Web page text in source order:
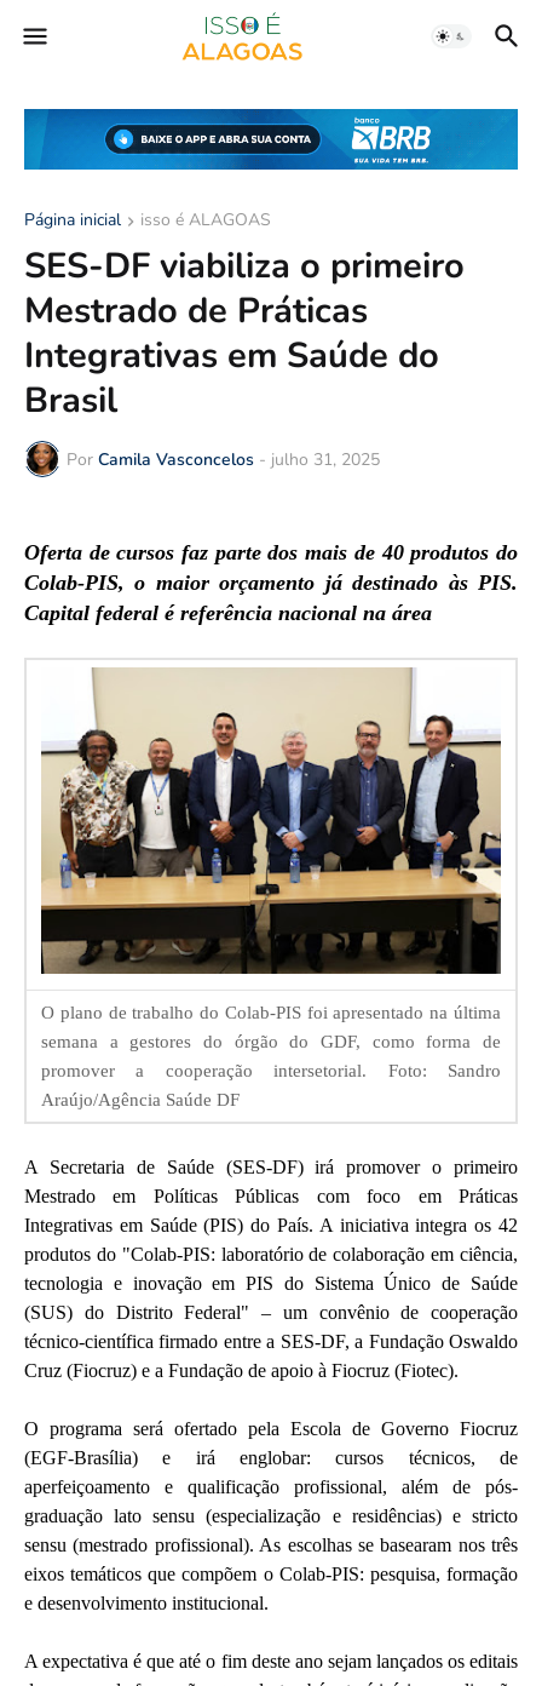
Página inicial isso é ALAGOAS
SES-DF viabiliza o primeiro
Mestrado de Práticas
Integrativas em Saúde do
Brasil
Por Camila Vasconcelos - julho 31, 2025
Oferta de cursos faz parte dos mais de 40 produtos do
Colab-PIS, o maior orçamento já destinado às PIS.
Capital federal é referência nacional na área
O plano de trabalho do Colab-PIS foi apresentado na última
semana a gestores do órgão do GDF, como forma de
promover a cooperação intersetorial. Foto: Sandro
Araújo/Agência Saúde DF
A Secretaria de Saúde (SES-DF) irá promover o primeiro
Mestrado em Políticas Públicas com foco em Práticas
Integrativas em Saúde (PIS) do País. A iniciativa integra os 42
produtos do "Colab-PIS: laboratório de colaboração em ciência,
tecnologia e inovação em PIS do Sistema Único de Saúde
(SUS) do Distrito Federal" – um convênio de cooperação
técnico-científica firmado entre a SES-DF, a Fundação Oswaldo
Cruz (Fiocruz) e a Fundação de apoio à Fiocruz (Fiotec).
O programa será ofertado pela Escola de Governo Fiocruz
(EGF-Brasília) e irá englobar: cursos técnicos, de
aperfeiçoamento e qualificação profissional, além de pós-
graduação lato sensu (especialização e residências) e stricto
sensu (mestrado profissional). As escolhas se basearam nos três
eixos temáticos que compõem o Colab-PIS: pesquisa, formação
e desenvolvimento institucional.
A expectativa é que até o fim deste ano sejam lançados os editais